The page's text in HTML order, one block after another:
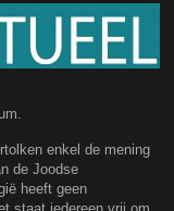
enkel de mening
de Joodse
heeft geen